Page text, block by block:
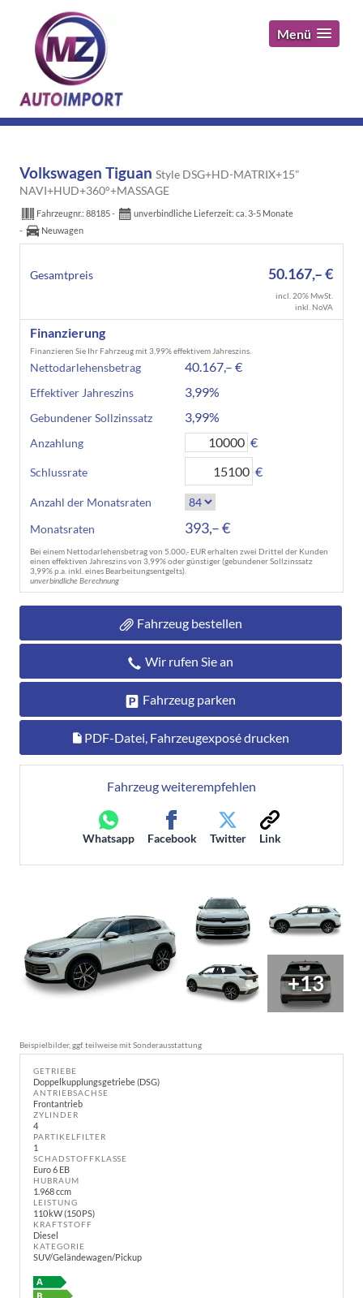
Menü
Volkswagen Tiguan Style DSG+HD-MATRIX+15"
NAVI+HUD+360°+MASSAGE
Fahrzeugnr.: 88185
unverbindliche Lieferzeit: ca. 3-5 Monate
Neuwagen
Gesamtpreis 50.167,– €
incl. 20% MwSt.
inkl. NoVA
Finanzierung
Finanzieren Sie Ihr Fahrzeug mit 3,99% effektivem Jahreszins.
Nettodarlehensbetrag 40.167,– €
Effektiver Jahreszins 3,99%
Gebundener Sollzinssatz 3,99%
Anzahlung €
Schlussrate €
Anzahl der Monatsraten
Monatsraten
393,– €
Bei einem Nettodarlehensbetrag von 5.000,- EUR erhalten zwei Drittel der Kunden
einen effektiven Jahreszins von 3,99% oder günstiger (gebundener Sollzinssatz
3,99% p.a. inkl. eines Bearbeitungsentgelts).
unverbindliche Berechnung
Fahrzeug bestellen
Wir rufen Sie an
Fahrzeug parken
PDF-Datei, Fahrzeugexposé drucken
Fahrzeug weiterempfehlen
Whatsapp Facebook Twitter Link
+13
Beispielbilder, ggf. teilweise mit Sonderausstattung
GETRIEBE
Doppelkupplungsgetriebe (DSG)
ANTRIEBSACHSE
Frontantrieb
ZYLINDER
4
PARTIKELFILTER
1
SCHADSTOFFKLASSE
Euro 6 EB
HUBRAUM
1.968 ccm
LEISTUNG
110 kW (150 PS)
KRAFTSTOFF
Diesel
KATEGORIE
SUV/Geländewagen/Pickup